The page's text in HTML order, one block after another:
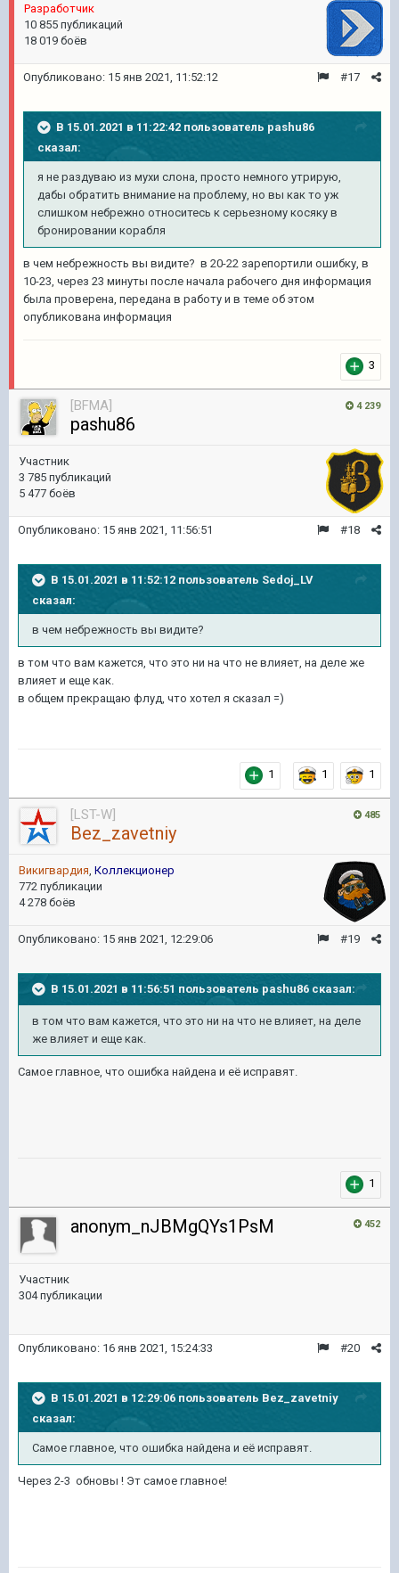
Pазработчик
10 855 публикаций
18 019 боёв
#17
Опубликовано: 15 янв 2021, 11:52:12
В 15.01.2021 в 11:22:42 пользователь pashu86
сказал:
я не раздуваю из мухи слона, просто немного утрирую,
дабы обратить внимание на проблему, но вы как то уж
слишком небрежно относитесь к серьезному косяку в
бронировании корабля
в чем небрежность вы видите? в 20-22 зарепортили ошибку, в
10-23, через 23 минуты после начала рабочего дня информация
была проверена, передана в работу и в теме об этом
опубликована информация
3
4 239
[BFMA]
pashu86
Участник
3 785 публикаций
5 477 боёв
#18
Опубликовано: 15 янв 2021, 11:56:51
В 15.01.2021 в 11:52:12 пользователь Sedoj_LV
сказал:
в чем небрежность вы видите?
в том что вам кажется, что это ни на что не влияет, на деле же
влияет и еще как.
в общем прекращаю флуд, что хотел я сказал =)
1 1 1
485
[LST-W]
Bez_zavetniy
Викигвардия Коллекционер
772 публикации
4 278 боёв
#19
Опубликовано: 15 янв 2021, 12:29:06
В 15.01.2021 в 11:56:51 пользователь pashu86 сказал:
в том что вам кажется, что это ни на что не влияет, на деле
же влияет и еще как.
Самое главное, что ошибка найдена и её исправят.
1
452
anonym_nJBMgQYs1PsM
Участник
304 публикации
#20
Опубликовано: 16 янв 2021, 15:24:33
В 15.01.2021 в 12:29:06 пользователь Bez_zavetniy
сказал:
Самое главное, что ошибка найдена и её исправят.
Через 2-3 обновы ! Эт самое главное!